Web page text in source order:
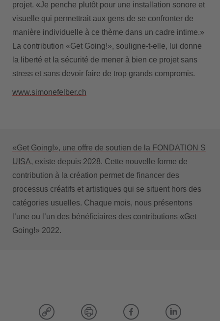
projet. «Je penche plutôt pour une installation sonore et
visuelle qui permettrait aux gens de se confronter de
manière individuelle à ce thème dans un cadre intime.»
La contribution «Get Going!», souligne-t-elle, lui donne
la liberté et la sécurité de mener à bien ce projet sans
stress et sans devoir faire de trop grands compromis.
www.simonefelber.ch
«Get Going!», une offre de soutien de la FONDATION S
UISA, existe depuis 2028. Cette nouvelle forme de
contribution à la création permet de financer des
processus créatifs et artistiques qui se situent hors des
catégories usuelles. Chaque mois, nous présentons
l’une ou l’un des bénéficiaires des contributions «Get
Going!» 2022.